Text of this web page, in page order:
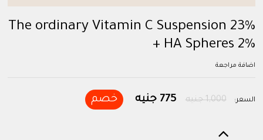
The ordinary Vitamin C Suspension 23%
+ HA Spheres 2%
اضافة مراجعة
السعر: 1,000 جنيه 775 جنيه خصم